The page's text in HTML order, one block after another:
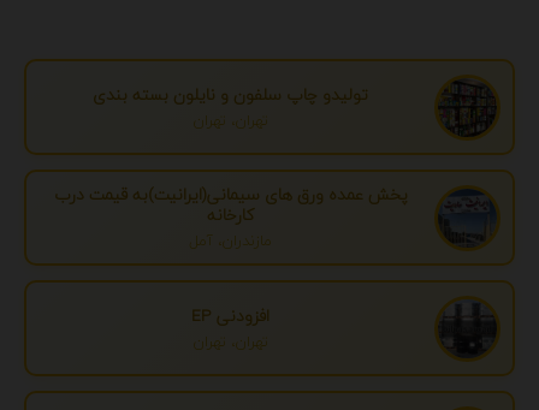
تولیدو چاپ سلفون و نایلون بسته بندی
تهران، تهران
پخش عمده ورق های سیمانی(ایرانیت)به قیمت درب
کارخانه
مازندران، آمل
افزودنی EP
تهران، تهران